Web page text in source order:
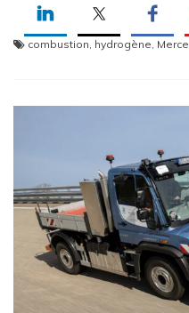
combustion hydrogène